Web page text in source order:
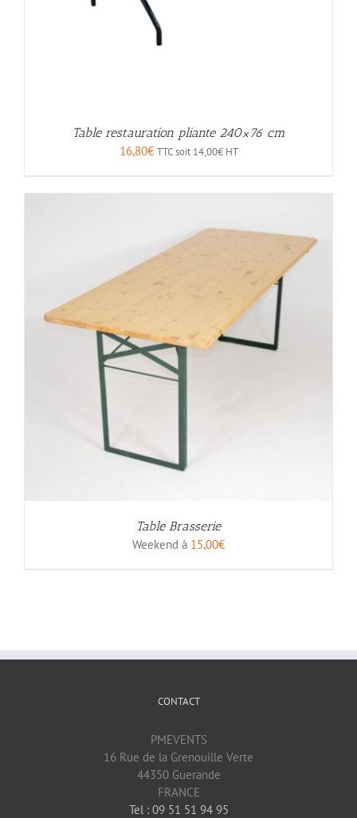
Table restauration pliante 240×76 cm
16,80€ TTC soit 14,00€HT
Table Brasserie
Weekend à 15,00€
CONTACT
PMEVENTS
16 Rue de la Grenouille Verte
44350 Guerande
FRANCE
Tel : 09 51 51 94 95